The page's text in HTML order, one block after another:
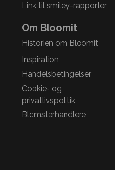
Link til smiley-rapporter
Om Bloomit
Historien om Bloomit
Inspiration
Handelsbetingelser
Cookie- og
privatlivspolitik
Blomsterhandlere